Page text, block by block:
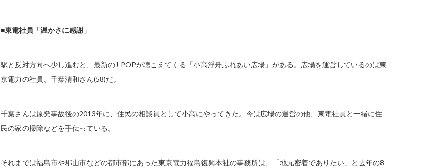
■東電社員「温かさに感謝」
駅と反対方向へ少し進むと、最新のJ-POPが聴こえてくる「小高浮舟ふれあい広場」がある。広場を運営しているのは東
京電力の社員、千葉清和さん(58)だ。
千葉さんは原発事故後の2013年に、住民の相談員として小高にやってきた。今は広場の運営の他、東電社員と一緒に住
民の家の掃除などを手伝っている。
それまでは福島市や郡山市などの都市部にあった東京電力福島復興本社の事務所は、「地元密着でありたい」と去年の8